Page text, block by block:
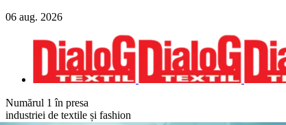
06 aug. 2026
Numărul 1 în presa
industriei de textile și fashion